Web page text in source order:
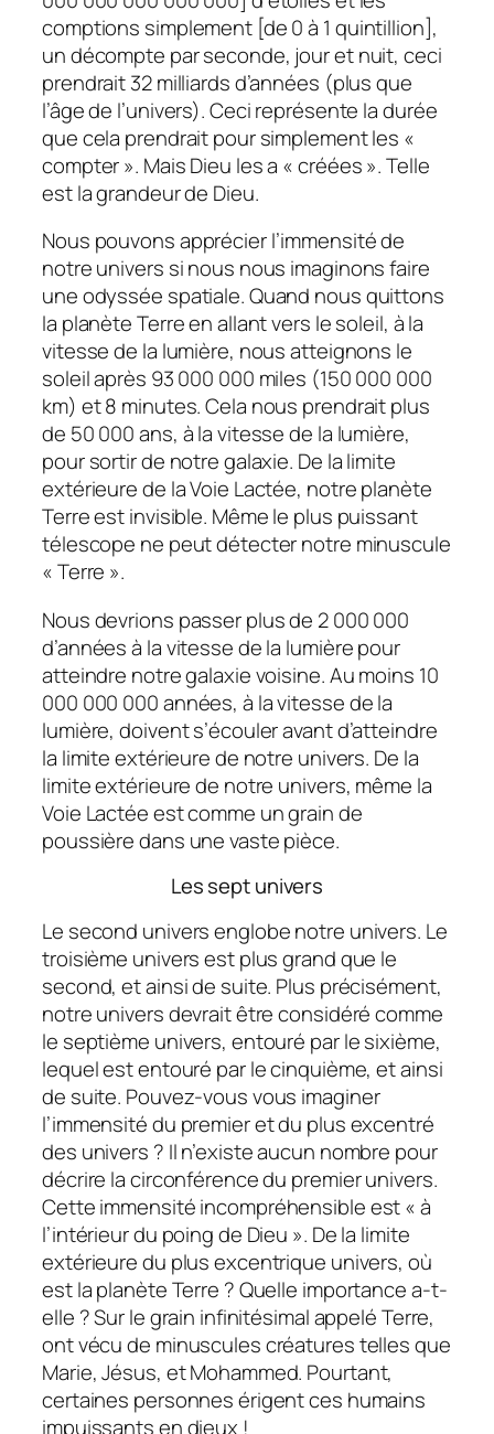
comptions simplement [de 0 à 1 quintillion],
un décompte par seconde, jour et nuit, ceci
prendrait 32 milliards d’années (plus que
l’âge de l’univers). Ceci représente la durée
que cela prendrait pour simplement les «
compter ». Mais Dieu les a « créées ». Telle
est la grandeur de Dieu.
Nous pouvons apprécier l’immensité de
notre univers si nous nous imaginons faire
une odyssée spatiale. Quand nous quittons
la planète Terre en allant vers le soleil, à la
vitesse de la lumière, nous atteignons le
soleil après 93 000 000 miles (150 000 000
km) et 8 minutes. Cela nous prendrait plus
de 50 000 ans, à la vitesse de la lumière,
pour sortir de notre galaxie. De la limite
extérieure de la Voie Lactée, notre planète
Terre est invisible. Même le plus puissant
télescope ne peut détecter notre minuscule
« Terre ».
Nous devrions passer plus de 2 000 000
d’années à la vitesse de la lumière pour
atteindre notre galaxie voisine. Au moins 10
000 000 000 années, à la vitesse de la
lumière, doivent s’écouler avant d’atteindre
la limite extérieure de notre univers. De la
limite extérieure de notre univers, même la
Voie Lactée est comme un grain de
poussière dans une vaste pièce.
Les sept univers
Le second univers englobe notre univers. Le
troisième univers est plus grand que le
second, et ainsi de suite. Plus précisément,
notre univers devrait être considéré comme
le septième univers, entouré par le sixième,
lequel est entouré par le cinquième, et ainsi
de suite. Pouvez-vous vous imaginer
l’immensité du premier et du plus excentré
des univers ? Il n’existe aucun nombre pour
décrire la circonférence du premier univers.
Cette immensité incompréhensible est « à
l’intérieur du poing de Dieu ». De la limite
extérieure du plus excentrique univers, où
est la planète Terre ? Quelle importance a-t-
elle ? Sur le grain infinitésimal appelé Terre,
ont vécu de minuscules créatures telles que
Marie, Jésus, et Mohammed. Pourtant,
certaines personnes érigent ces humains
impuissants en dieux !